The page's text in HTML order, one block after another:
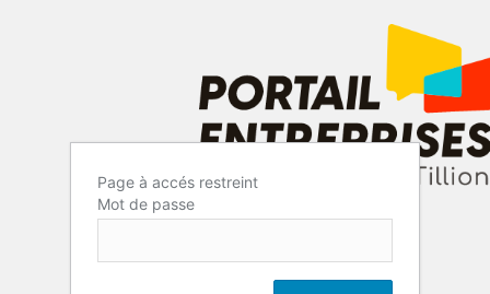
Page à accés restreint
Mot de passe